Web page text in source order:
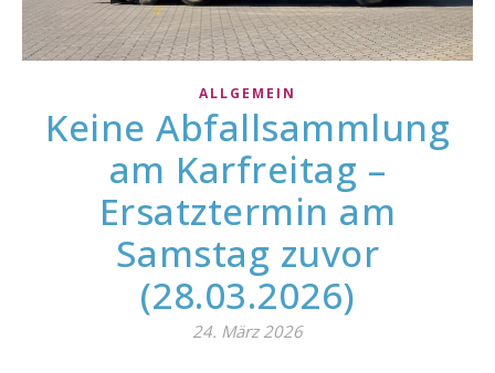
ALLGEMEIN
Keine Abfallsammlung
am Karfreitag –
Ersatztermin am
Samstag zuvor
(28.03.2026)
24. März 2026